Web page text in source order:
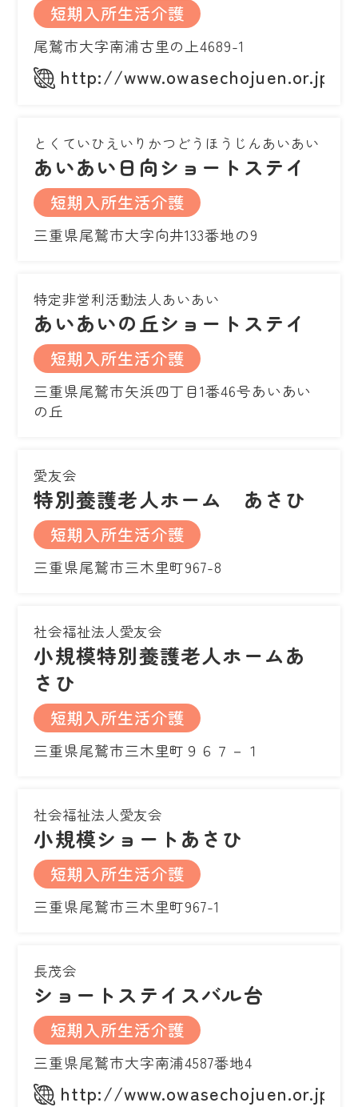
短期入所生活介護
尾鷲市大字南浦古里の上4689-1
http://www.owasechojuen.or.jp/
とくていひえいりかつどうほうじんあいあい
あいあい日向ショートステイ
短期入所生活介護
三重県尾鷲市大字向井133番地の9
特定非営利活動法人あいあい
あいあいの丘ショートステイ
短期入所生活介護
三重県尾鷲市矢浜四丁目1番46号あいあい
の丘
愛友会
特別養護老人ホーム あさひ
短期入所生活介護
三重県尾鷲市三木里町967-8
社会福祉法人愛友会
小規模特別養護老人ホームあ
さひ
短期入所生活介護
三重県尾鷲市三木里町９６７－１
社会福祉法人愛友会
小規模ショートあさひ
短期入所生活介護
三重県尾鷲市三木里町967-1
長茂会
ショートステイスバル台
短期入所生活介護
三重県尾鷲市大字南浦4587番地4
http://www.owasechojuen.or.jp/